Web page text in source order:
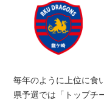
毎年のように上位に食
県予選では「トップチ